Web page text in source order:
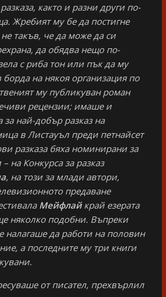
както и разни други по-
Жребият му бе да постигне
такъв, че да може да си
да обядва нещо по-
с риба тон или пък да му
борда на някоя организация по
му публикуван роман
рецензии; имаше и
за най-добър разказ на
в Листауъл преди петнайсет
разказа бяха номинирани за
на Конкурса за разказ
, на този за млади автори,
предаване
Мейфлайкрай езерата
няколко подобни. Въпреки
налагаше да работи на половин
а последните му три книги
от писател, прехвърлил